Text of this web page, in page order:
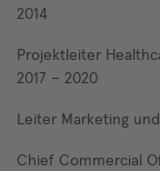
2014
Projektleiter
2017 – 2020
Leiter Marketing
Chief Commercial